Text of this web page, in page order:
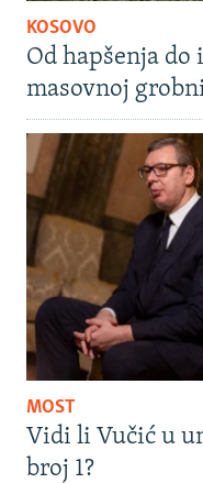
KOSOVO
Od hapšenja do
masovnoj
MOST
Vidi li Vučić u
broj 1?